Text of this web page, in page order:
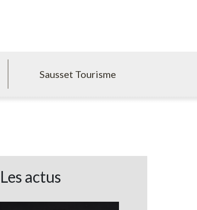
Sausset Tourisme
Les actus